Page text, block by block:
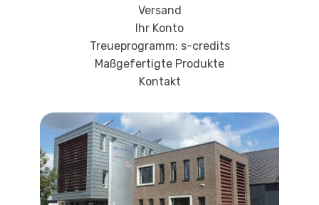
Versand
Ihr Konto
Treueprogramm: s-credits
Maßgefertigte Produkte
Kontakt